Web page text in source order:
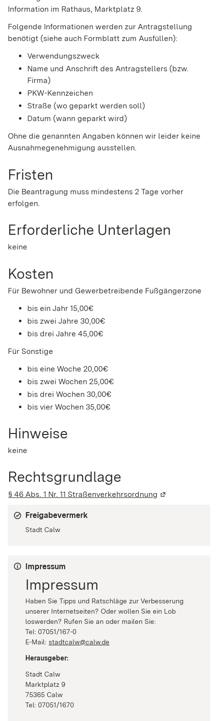
Information im Rathaus, Marktplatz 9.
Folgende Informationen werden zur Antragstellung
benötigt (siehe auch Formblatt zum Ausfüllen):
Verwendungszweck
Name und Anschrift des Antragstellers (bzw.
Firma)
PKW-Kennzeichen
Straße (wo geparkt werden soll)
Datum (wann geparkt wird)
Ohne die genannten Angaben können wir leider keine
Ausnahmegenehmigung ausstellen.
Fristen
Die Beantragung muss mindestens 2 Tage vorher
erfolgen.
Erforderliche Unterlagen
keine
Kosten
Für Bewohner und Gewerbetreibende Fußgängerzone
bis ein Jahr 15,00€
bis zwei Jahre 30,00€
bis drei Jahre 45,00€
Für Sonstige
bis eine Woche 20,00€
bis zwei Wochen 25,00€
bis drei Wochen 30,00€
bis vier Wochen 35,00€
Hinweise
keine
Rechtsgrundlage
§ 46 Abs. 1 Nr. 11 Straßenverkehrsordnung (Wird in einem
Freigabevermerk
Stadt Calw
Impressum
Impressum
Haben Sie Tipps und Ratschläge zur Verbesserung
unserer Internetseiten? Oder wollen Sie ein Lob
loswerden? Rufen Sie an oder mailen Sie:
Tel: 07051/167-0
E-Mail: stadtcalw@calw.de
Herausgeber:
Stadt Calw
Marktplatz 9
75365 Calw
Tel: 07051/1670